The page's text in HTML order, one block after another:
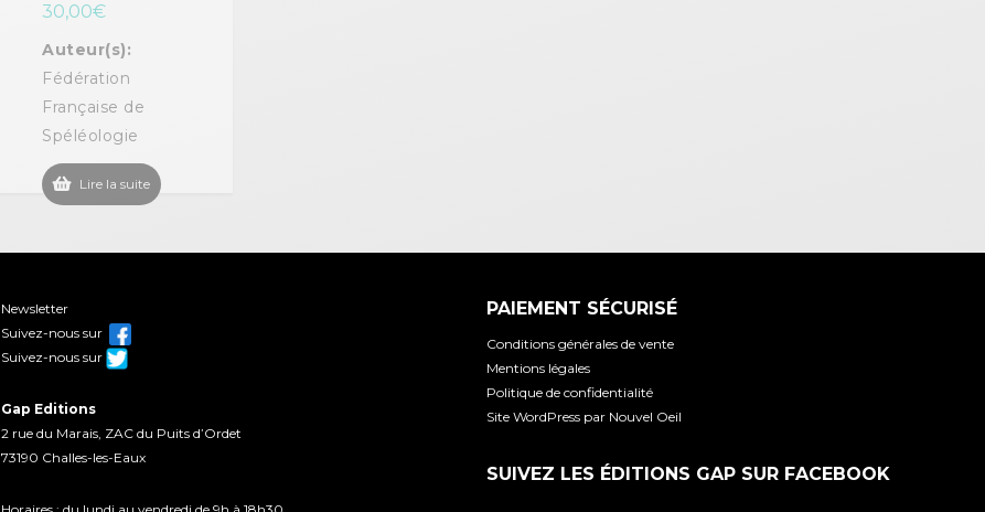
30,00€
Auteur(s):
Fédération
Française de
Spéléologie
Lire la suite
Newsletter
Suivez-nous sur
Suivez-nous sur
Gap Editions
2 rue du Marais, ZAC du Puits d’Ordet
73190 Challes-les-Eaux
PAIEMENT SÉCURISÉ
Conditions générales de vente
Mentions légales
Politique de confidentialité
Site WordPress par Nouvel Oeil
SUIVEZ LES ÉDITIONS GAP SUR FACEBOOK